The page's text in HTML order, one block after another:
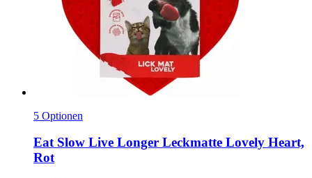
5 Optionen
Eat Slow Live Longer Leckmatte Lovely Heart,
Rot